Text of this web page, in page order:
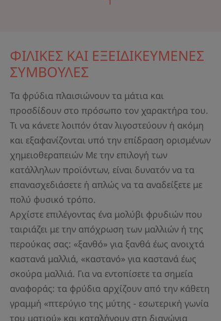
ΦΙΛΙΚΕΣ ΚΑΙ ΕΞΕΙΔΙΚΕΥΜΕΝΕΣ
ΣΥΜΒΟΥΛΕΣ
Τα φρύδια πλαισιώνουν τα μάτια και
προσδίδουν στο πρόσωπο τον χαρακτήρα του.
Τι να κάνετε λοιπόν όταν λιγοστεύουν ή ακόμη
και εξαφανίζονται υπό την επίδραση ορισμένων
χημειοθεραπειών Με την επιλογή των
κατάλληλων προϊόντων, είναι δυνατόν να τα
επανασχεδιάσετε ή απλώς να τα αναδείξετε με
πολύ φυσικό τρόπο.
Αρχίστε επιλέγοντας ένα μολύβι φρυδιών που
ταιριάζει με την απόχρωση των μαλλιών ή της
περούκας σας: «ξανθό» για ξανθά έως ανοιχτά
καστανά μαλλιά, «καστανό» για καστανά έως
σκούρα μαλλιά. Για να εντοπίσετε τα σημεία
αναφοράς: τα φρύδια αρχίζουν από την κάθετη
γραμμή «πτερύγιο της μύτης - εσωτερική γωνία
του ματιού» και καταλήγουν στη διαγώνια